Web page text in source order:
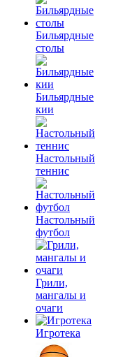
Бильярдные
столы
Бильярдные
кии
Настольный
теннис
Настольный
футбол
Грили,
мангалы и
очаги
Игротека